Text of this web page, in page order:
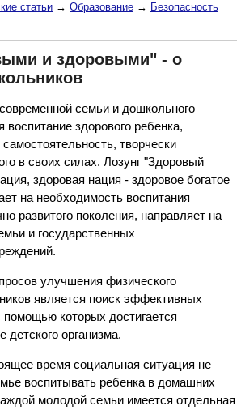
статьи → Образование → Безопасность
и здоровыми" - о
семьи и дошкольного
воспитание здорового ребенка,
творчески
в своих силах. Лозунг "Здоровый
здоровая нация - здоровое богатое
на необходимость воспитания
развитого поколения, направляет на
и государственных
улучшения физического
является поиск эффективных
которых достигается
детского организма.
время социальная ситуация не
воспитывать ребенка в домашних
молодой семьи имеется отдельная